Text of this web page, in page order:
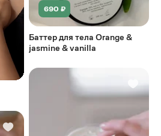
690 ₽
Баттер для тела Orange &
jasmine & vanilla